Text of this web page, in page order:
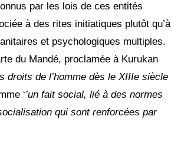
par les lois de ces entités
à des rites initiatiques plutôt qu’à
et psychologiques multiples.
du Mandé, proclamée à Kurukan
droits de l’homme dès le XIIIe siècle
‘’un fait social, lié à des normes
qui sont renforcées par